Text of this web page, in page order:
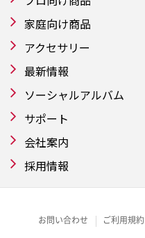
家庭向け商品
アクセサリー
最新情報
ソーシャルアルバム
サポート
会社案内
採用情報
お問い合わせ ご利用規約